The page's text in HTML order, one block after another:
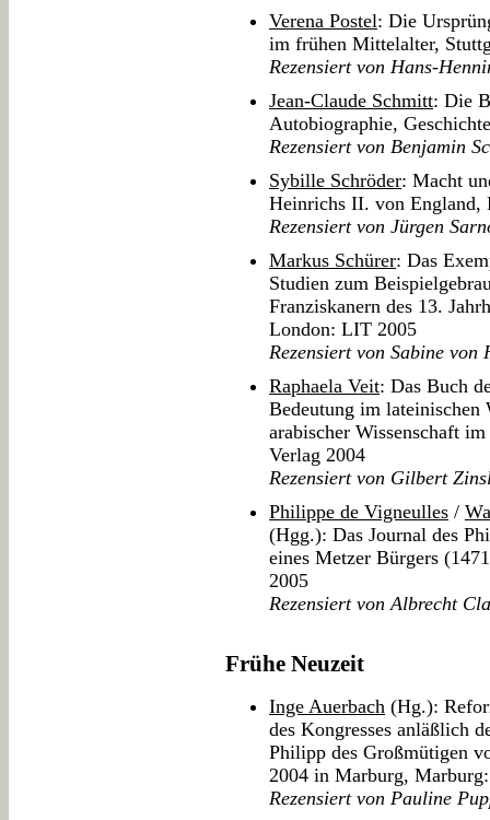
Verena Postel: Die
im frühen Mittelalter,
Rezensiert von Hans-
Jean-Claude Schmitt: Die
Autobiographie,
Rezensiert von Benjamin
Sybille Schröder: Macht
Heinrichs II. von England,
Rezensiert von Jürgen
Markus Schürer: Das
Studien zum
Franziskanern des 13.
London: LIT 2005
Rezensiert von Sabine von
Raphaela Veit: Das Buch
Bedeutung im lateinischen
arabischer Wissenschaft
Verlag 2004
Rezensiert von Gilbert
Philippe de Vigneulles /
(Hgg.): Das Journal des
eines Metzer Bürgers
2005
Rezensiert von Albrecht
Frühe Neuzeit
Inge Auerbach (Hg.):
des Kongresses anläßlich
Philipp des Großmütigen
2004 in Marburg,
Rezensiert von Pauline